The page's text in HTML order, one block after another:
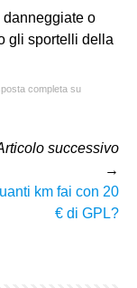
o
gli sportelli della
completa su
successivo
→
km fai con 20
€ di GPL?